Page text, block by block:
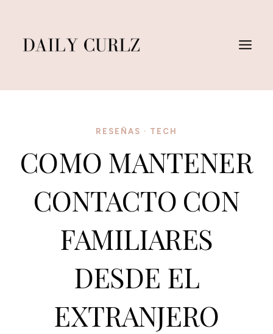
Contenido
RESEÑAS · TECH
COMO MANTENER
CONTACTO CON
FAMILIARES
DESDE EL
EXTRANJERO